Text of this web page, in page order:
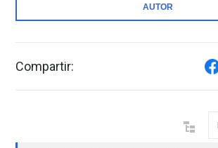
AUTOR
Compartir: